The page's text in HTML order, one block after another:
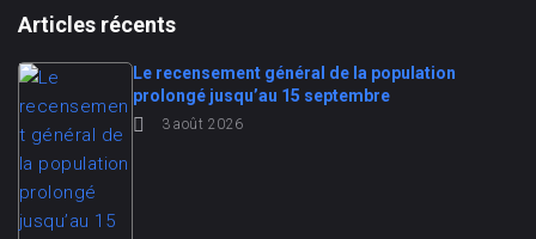
Articles récents
Le recensement général de la population
prolongé jusqu’au 15 septembre
3 août 2026